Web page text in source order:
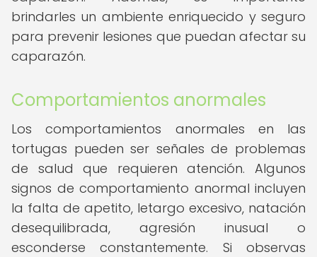
brindarles un ambiente enriquecido y seguro
para prevenir lesiones que puedan afectar su
caparazón.
Comportamientos anormales
Los comportamientos anormales en las
tortugas pueden ser señales de problemas
de salud que requieren atención. Algunos
signos de comportamiento anormal incluyen
la falta de apetito, letargo excesivo, natación
desequilibrada, agresión inusual o
esconderse constantemente. Si observas